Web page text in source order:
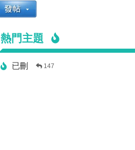
熱門主題
已刪 147